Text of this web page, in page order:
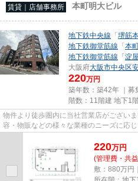
賃貸｜店舗事務所 本町明大ビル
地下鉄中央線 「堺筋
地下鉄御堂筋線 「本
地下鉄御堂筋線 「淀
大阪府大阪市中央区
220万円
築年数：築42年 ｜募
階数：11階建 地下1
物件より徒歩圏内に当社営業店がござい
容・物販などの様々な業種のニーズに応
尚、弊社ではおとり広告は一切...
220万円
(管理費・共
敷：880万円